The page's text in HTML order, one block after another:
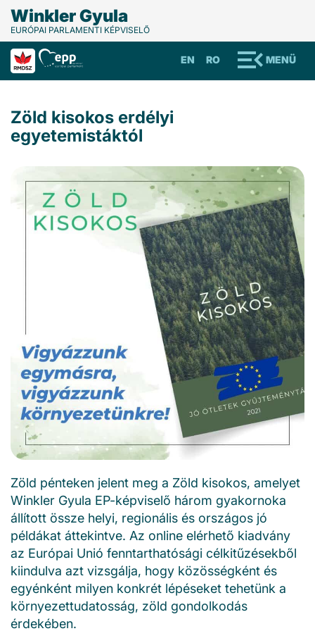
Winkler Gyula
EURÓPAI PARLAMENTI KÉPVISELŐ
MENÜ
RO
EN
Zöld kisokos erdélyi
egyetemistáktól
Zöld pénteken jelent meg a Zöld kisokos, amelyet
Winkler Gyula EP-képviselő három gyakornoka
állított össze helyi, regionális és országos jó
példákat áttekintve. Az online elérhető kiadvány
az Európai Unió fenntarthatósági célkitűzésekből
kiindulva azt vizsgálja, hogy közösségként és
egyénként milyen konkrét lépéseket tehetünk a
környezettudatosság, zöld gondolkodás
érdekében.